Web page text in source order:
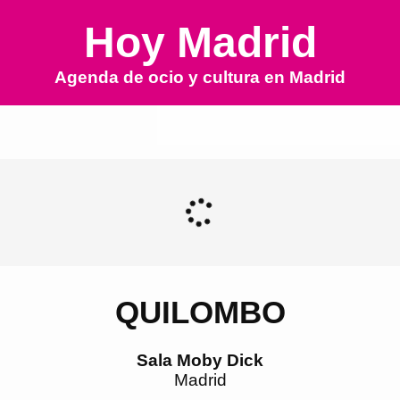
Hoy Madrid
Agenda de ocio y cultura en Madrid
QUILOMBO
Sala Moby Dick
Madrid